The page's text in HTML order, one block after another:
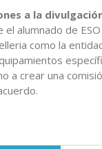
a la
el alumnado de
como la
a crear una